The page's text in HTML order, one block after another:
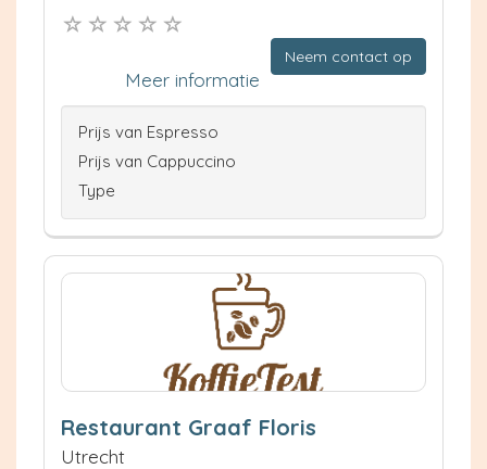
Neem contact op
Meer informatie
Prijs van Espresso
Prijs van Cappuccino
Type
Restaurant Graaf Floris
Utrecht